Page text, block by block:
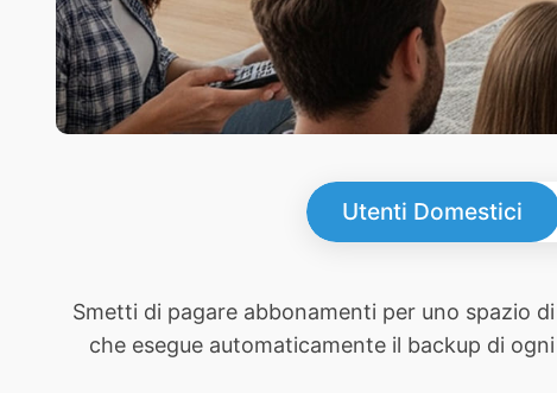
Utenti Domestici
Smetti di pagare abbonamenti per uno spazio
che esegue automaticamente il backup di